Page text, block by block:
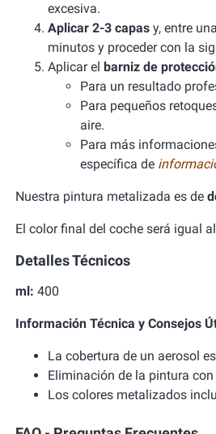
excesiva.
Aplicar 2-3 capas y, entre
minutos y proceder con la
Aplicar el barniz de
Para un resultado
Para pequeños
aire.
Para más
específica de
Nuestra pintura metalizada es de
El color final del coche será igual
Detalles Técnicos
ml: 400
Información Técnica y Consejos
La cobertura de un aerosol
Eliminación de la pintura
Los colores metalizados